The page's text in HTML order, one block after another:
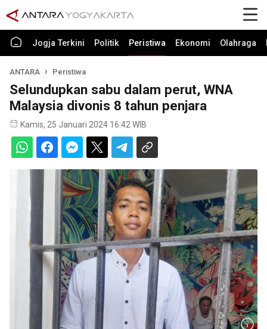
Jogja Terkini Politik Peristiwa Ekonomi Olahraga
ANTARA Peristiwa
Selundupkan sabu dalam perut, WNA
Malaysia divonis 8 tahun penjara
Kamis, 25 Januari 2024 16:42 WIB